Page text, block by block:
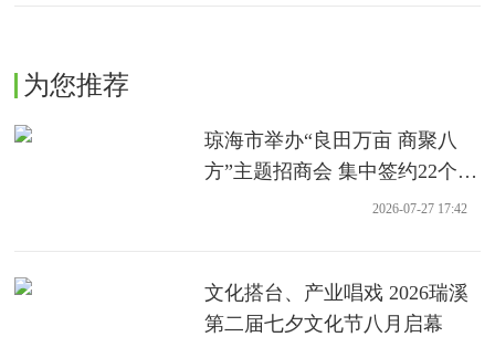
为您推荐
琼海市举办“良田万亩 商聚八
方”主题招商会 集中签约22个农
2026-07-27 17:42
文化搭台、产业唱戏 2026瑞溪
第二届七夕文化节八月启幕